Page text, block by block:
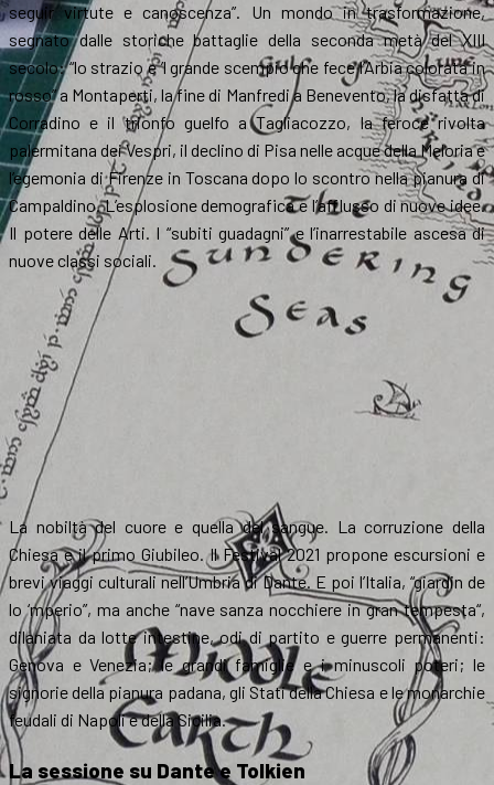
seguir virtute e canoscenza”. Un mondo in trasformazione,
segnato dalle storiche battaglie della seconda metà del XIII
secolo: “lo strazio e ’l grande scempio che fece l’Arbia colorata in
rosso” a Montaperti, la fine di Manfredi a Benevento, la disfatta di
Corradino e il trionfo guelfo a Tagliacozzo, la feroce rivolta
palermitana dei Vespri, il declino di Pisa nelle acque della Meloria e
l’egemonia di Firenze in Toscana dopo lo scontro nella pianura di
Campaldino. L’esplosione demografica e l’afflusso di nuove idee.
Il potere delle Arti. I “subiti guadagni” e l’inarrestabile ascesa di
nuove classi sociali.
La nobiltà del cuore e quella del sangue. La corruzione della
Chiesa e il primo Giubileo. Il Festival 2021 propone escursioni e
brevi viaggi culturali nell’Umbria di Dante. E poi l’Italia, “giardin de
lo ‘mperio”, ma anche “nave sanza nocchiere in gran tempesta“,
dilaniata da lotte intestine, odi di partito e guerre permanenti:
Genova e Venezia; le grandi famiglie e i minuscoli poteri; le
signorie della pianura padana, gli Stati della Chiesa e le monarchie
feudali di Napoli e della Sicilia.
La sessione su Dante e Tolkien